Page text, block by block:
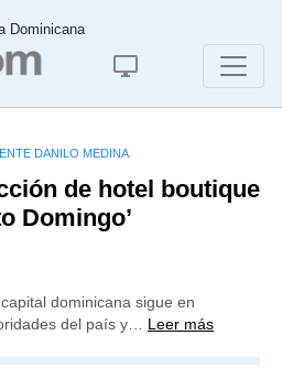
Dominicana
DANILO MEDINA
de hotel boutique
Domingo’
dominicana sigue en
del país y… Leer más